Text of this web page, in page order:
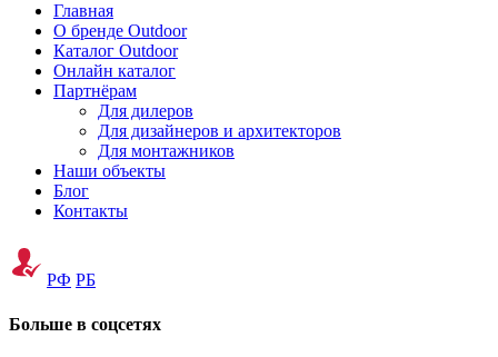
Главная
О бренде Outdoor
Каталог Outdoor
Онлайн каталог
Партнёрам
Для дилеров
Для дизайнеров и архитекторов
Для монтажников
Наши объекты
Блог
Контакты
РФ РБ
Больше в соцсетях